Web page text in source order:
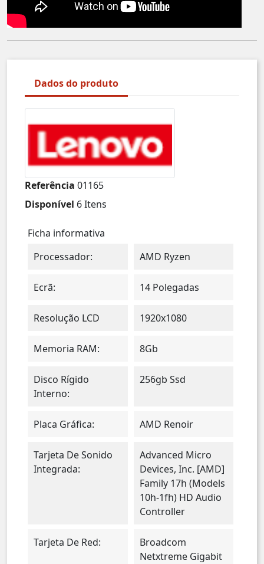
Dados do produto
Referência 01165
Disponível 6 Itens
Ficha informativa
Processador:
AMD Ryzen
Ecrã: 14 Polegadas
Resolução LCD 1920x1080
Memoria RAM: 8Gb
Disco Rígido
Interno:
256gb Ssd
Placa Gráfica: AMD Renoir
Tarjeta De Sonido
Integrada:
Advanced Micro
Devices, Inc. [AMD]
Family 17h (Models
10h-1fh) HD Audio
Controller
Tarjeta De Red:
Broadcom
Netxtreme Gigabit